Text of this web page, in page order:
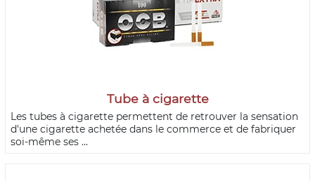
Tube à cigarette
Les tubes à cigarette permettent de retrouver la sensation
d'une cigarette achetée dans le commerce et de fabriquer
soi-même ses ...